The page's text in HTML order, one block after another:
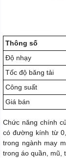
Thông số
Độ nhạy
Tốc độ băng tải
Công suất
Giá bán
Chức năng chính
có đường kính từ
trong ngành may
trong áo quần, mũ,